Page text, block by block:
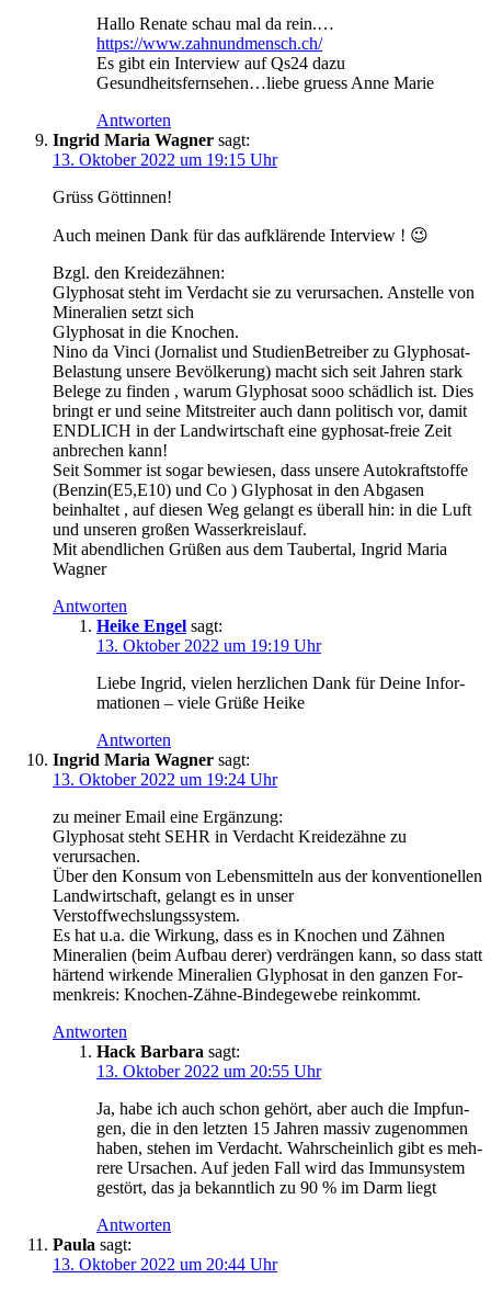
Hal­lo Rena­te schau mal da rein.…
https://www.zahnundmensch.ch/
Es gibt ein Inter­view auf Qs24 dazu
Gesundheitsfernsehen…liebe gruess Anne Marie
Antworten
Ingrid Maria Wagner sagt:
13. Oktober 2022 um 19:15 Uhr
Grüss Göt­tin­nen!
Auch mei­nen Dank für das auf­klä­ren­de Interview ! 😉
Bzgl. den Kreidezähnen:
Gly­pho­sat steht im Ver­dacht sie zu ver­ur­sa­chen. Anstel­le von
Mine­ra­li­en setzt sich
Gly­pho­sat in die Knochen.
Nino da Vin­ci (Jorn­a­list und Stu­di­en­Be­trei­ber zu Gly­pho­sat­
Be­las­tung unse­re Bevöl­ke­rung) macht sich seit Jah­ren stark
Bele­ge zu fin­den , war­um Gly­pho­sat sooo schäd­lich ist. Dies
bringt er und sei­ne Mit­strei­ter auch dann poli­tisch vor, damit
ENDLICH in der Land­wirt­schaft eine gypho­sat-freie Zeit
anbre­chen kann!
Seit Som­mer ist sogar bewie­sen, dass unse­re Auto­kraft­stof­fe
(Benzin(E5,E10) und Co ) Gly­pho­sat in den Abga­sen
beinhal­tet , auf die­sen Weg gelangt es über­all hin: in die Luft
und unse­ren gro­ßen Wasserkreislauf.
Mit abend­li­chen Grü­ßen aus dem Tau­ber­tal, Ingrid Maria
Wagner
Antworten
Heike Engel sagt:
13. Oktober 2022 um 19:19 Uhr
Lie­be Ingrid, vie­len herz­li­chen Dank für Dei­ne Infor­
ma­tio­nen – vie­le Grü­ße Heike
Antworten
Ingrid Maria Wagner sagt:
13. Oktober 2022 um 19:24 Uhr
zu mei­ner Email eine Ergänzung:
Gly­pho­sat steht SEHR in Ver­dacht Krei­de­zäh­ne zu
verursachen.
Über den Kon­sum von Lebens­mit­teln aus der kon­ven­tio­nel­len
Land­wirt­schaft, gelangt es in unser
Verstoffwechslungssystem.
Es hat u.a. die Wir­kung, dass es in Kno­chen und Zäh­nen
Mine­ra­li­en (beim Auf­bau derer) ver­drän­gen kann, so dass statt
här­tend wir­ken­de Mine­ra­li­en Gly­pho­sat in den gan­zen For­
men­kreis: Kno­chen-Zäh­ne-Bin­de­ge­we­be reinkommt.
Antworten
Hack Barbara sagt:
13. Oktober 2022 um 20:55 Uhr
Ja, habe ich auch schon gehört, aber auch die Imp­fun­
gen, die in den letz­ten 15 Jah­ren mas­siv zuge­nom­men
haben, ste­hen im Ver­dacht. Wahr­schein­lich gibt es meh­
re­re Ursa­chen. Auf jeden Fall wird das Immun­sys­tem
gestört, das ja bekannt­lich zu 90 % im Darm liegt
Antworten
Paula sagt:
13. Oktober 2022 um 20:44 Uhr